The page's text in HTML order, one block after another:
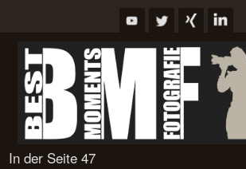
springen
In der Seite 47